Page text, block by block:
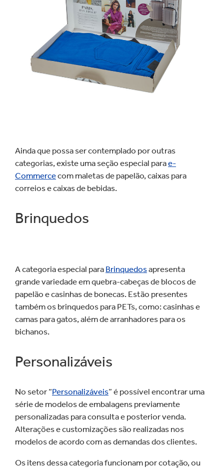
Ainda que possa ser contemplado por outras
categorias, existe uma seção especial parae-
Commercecom maletas de papelão, caixas para
correios e caixas de bebidas.
Brinquedos
A categoria especial para Brinquedosapresenta
grande variedade em quebra-cabeças de blocos de
papelão e casinhas de bonecas. Estão presentes
também os brinquedos para PETs, como: casinhas e
camas para gatos, além de arranhadores para os
bichanos.
Personalizáveis
No setor “Personalizáveis” é possível encontrar uma
série de modelos de embalagens previamente
personalizadas para consulta e posterior venda.
Alterações e customizações são realizadas nos
modelos de acordo com as demandas dos clientes.
Os itens dessa categoria funcionam por cotação, ou